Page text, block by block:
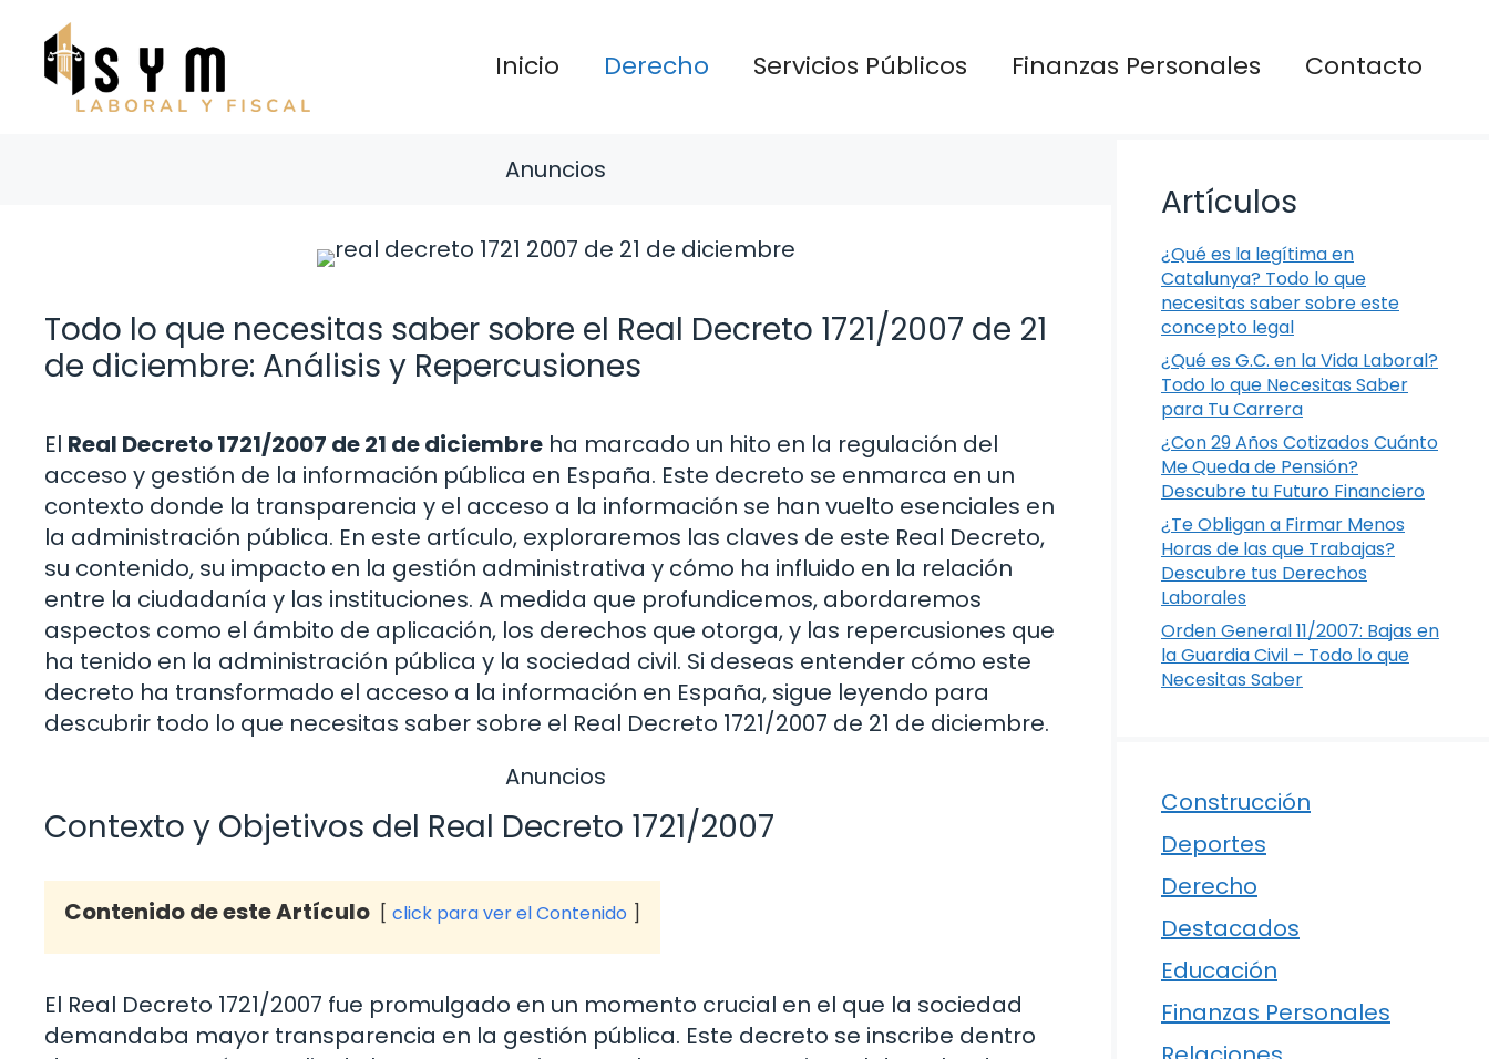
contenido
Inicio Derecho Servicios Públicos Finanzas Personales Contacto
Anuncios
Todo lo que necesitas saber sobre el Real Decreto 1721/2007 de 21
de diciembre: Análisis y Repercusiones
El Real Decreto 1721/2007 de 21 de diciembre ha marcado un hito en la regulación del
acceso y gestión de la información pública en España. Este decreto se enmarca en un
contexto donde la transparencia y el acceso a la información se han vuelto esenciales en
la administración pública. En este artículo, exploraremos las claves de este Real Decreto,
su contenido, su impacto en la gestión administrativa y cómo ha influido en la relación
entre la ciudadanía y las instituciones. A medida que profundicemos, abordaremos
aspectos como el ámbito de aplicación, los derechos que otorga, y las repercusiones que
ha tenido en la administración pública y la sociedad civil. Si deseas entender cómo este
decreto ha transformado el acceso a la información en España, sigue leyendo para
descubrir todo lo que necesitas saber sobre el Real Decreto 1721/2007 de 21 de diciembre.
Anuncios
Contexto y Objetivos del Real Decreto 1721/2007
Contenido de este Artículo click para ver el Contenido
El Real Decreto 1721/2007 fue promulgado en un momento crucial en el que la sociedad
demandaba mayor transparencia en la gestión pública. Este decreto se inscribe dentro
Artículos
¿Qué es la legítima en
Catalunya? Todo lo que
necesitas saber sobre este
concepto legal
¿Qué es G.C. en la Vida Laboral?
Todo lo que Necesitas Saber
para Tu Carrera
¿Con 29 Años Cotizados Cuánto
Me Queda de Pensión?
Descubre tu Futuro Financiero
¿Te Obligan a Firmar Menos
Horas de las que Trabajas?
Descubre tus Derechos
Laborales
Orden General 11/2007: Bajas en
la Guardia Civil – Todo lo que
Necesitas Saber
Construcción
Deportes
Derecho
Destacados
Educación
Finanzas Personales